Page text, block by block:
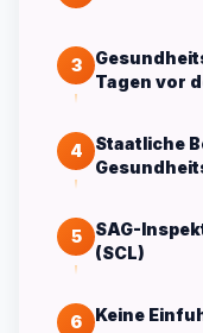
3
Tagen vor
4
Staatliche
5
SAG-
(SCL)
6 Keine